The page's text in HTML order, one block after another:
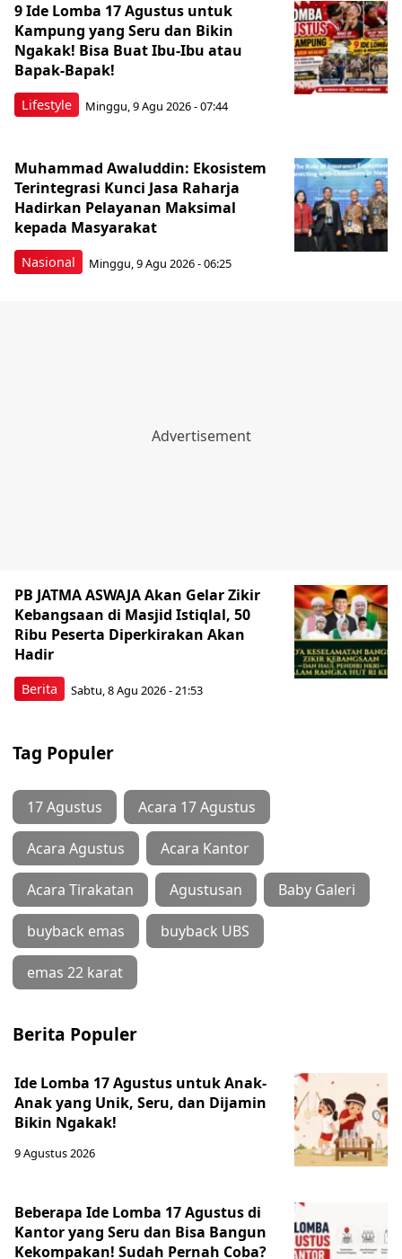
Lifestyle
9 Ide Lomba 17 Agustus untuk
Kampung yang Seru dan Bikin
Ngakak! Bisa Buat Ibu-Ibu atau
Bapak-Bapak!
Minggu, 9 Agu 2026 - 07:44
Nasional
Muhammad Awaluddin: Ekosistem
Terintegrasi Kunci Jasa Raharja
Hadirkan Pelayanan Maksimal
kepada Masyarakat
Minggu, 9 Agu 2026 - 06:25
Berita
PB JATMA ASWAJA Akan Gelar Zikir
Kebangsaan di Masjid Istiqlal, 50
Ribu Peserta Diperkirakan Akan
Hadir
Sabtu, 8 Agu 2026 - 21:53
Tag Populer
17 Agustus Acara 17 Agustus
Acara Agustus Acara Kantor
Acara Tirakatan Agustusan Baby Galeri
buyback emas buyback UBS
emas 22 karat
Berita Populer
Ide Lomba 17 Agustus untuk Anak-
Anak yang Unik, Seru, dan Dijamin
Bikin Ngakak!
9 Agustus 2026
Beberapa Ide Lomba 17 Agustus di
Kantor yang Seru dan Bisa Bangun
Kekompakan! Sudah Pernah Coba?